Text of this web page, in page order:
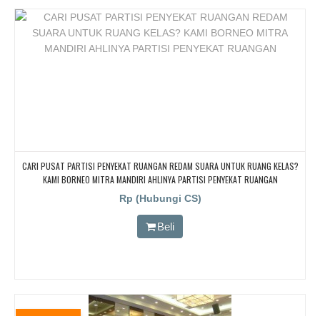
CARI PUSAT PARTISI PENYEKAT RUANGAN REDAM SUARA UNTUK RUANG KELAS?
KAMI BORNEO MITRA MANDIRI AHLINYA PARTISI PENYEKAT RUANGAN
Rp (Hubungi CS)
Beli